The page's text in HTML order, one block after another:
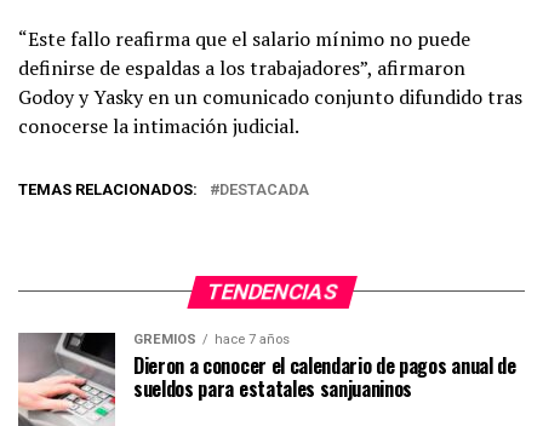
“Este fallo reafirma que el salario mínimo no puede
definirse de espaldas a los trabajadores”, afirmaron
Godoy y Yasky en un comunicado conjunto difundido tras
conocerse la intimación judicial.
TEMAS RELACIONADOS: DESTACADA
TENDENCIAS
GREMIOS hace 7 años
Dieron a conocer el calendario de pagos anual de
sueldos para estatales sanjuaninos